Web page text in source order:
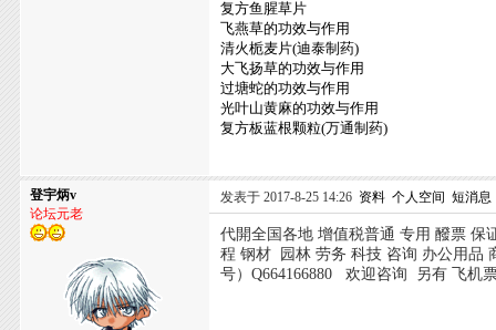
复方鱼腥草片
飞燕草的功效与作用
清火栀麦片(迪泰制药)
大飞扬草的功效与作用
过塘蛇的功效与作用
光叶山黄麻的功效与作用
复方板蓝根颗粒(万通制药)
登宇炳v
论坛元老
发表于 2017-8-25 14:26 资料 个人空间 短消息
代開全国各地 增值税普通 专用 醱票
程 钢材 园林 劳务 科技 咨询 办公用品
号）Q664166880 欢迎咨询 另有 飞机